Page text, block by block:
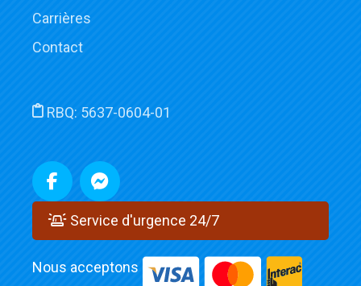
Carrières
Contact
RBQ: 5637-0604-01
Service d'urgence 24/7
Nous acceptons